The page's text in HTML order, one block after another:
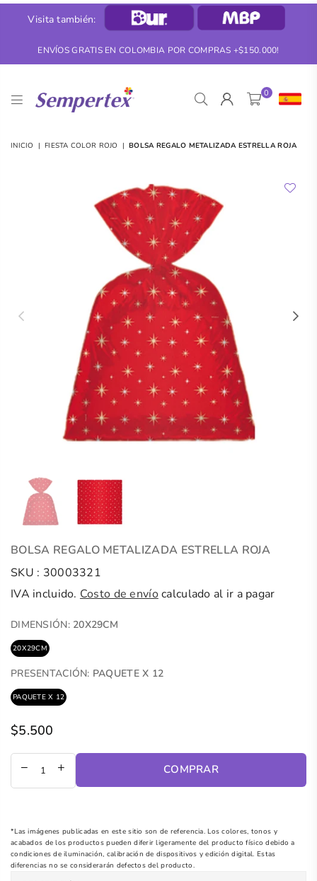
Visita también:
ENVÍOS GRATIS EN COLOMBIA POR COMPRAS +$150.000!
SEMPERTEX
0
INICIO | FIESTA COLOR ROJO | BOLSA REGALO METALIZADA ESTRELLA ROJA
BOLSA REGALO METALIZADA ESTRELLA ROJA
SKU : 30003321
IVA incluido. Costo de envíocalculado al ir a pagar
DIMENSIÓN: 20X29CM
20X29CM
PRESENTACIÓN: PAQUETE X 12
PAQUETE X 12
Precio
regular
$5.500
COMPRAR
*Las imágenes publicadas en este sitio son de referencia. Los colores, tonos y
acabados de los productos pueden diferir ligeramente del producto físico debido a
condiciones de iluminación, calibración de dispositivos y edición digital. Estas
diferencias no se considerarán defectos del producto.